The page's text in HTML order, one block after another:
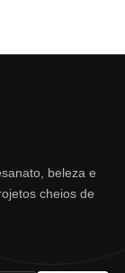
beleza e
cheios de